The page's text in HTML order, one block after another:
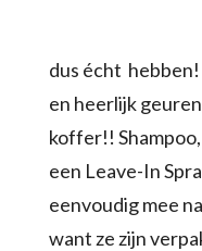
dus écht
en heerlijk
koffer!!
een Leave-In
eenvoudig mee
want ze zijn